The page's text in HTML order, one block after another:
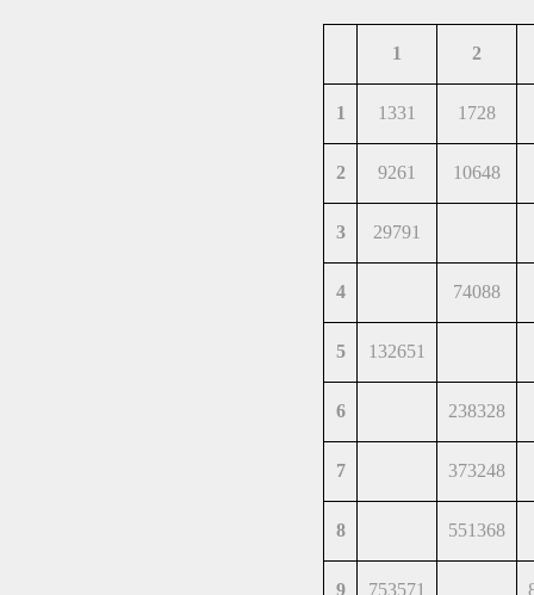
1 2
1 1331 1728
2 9261 10648
3 29791
4 74088
5 132651
6 238328
7 373248
8 551368
9 753571